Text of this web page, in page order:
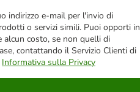
indirizzo e-mail per l'invio di
o servizi simili. Puoi opporti in
alcun costo, se non quelli di
contattando il Servizio Clienti di
Informativa sulla Privacy